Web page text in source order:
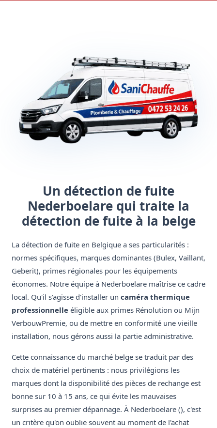
Un détection de fuite
Nederboelare qui traite la
détection de fuite à la belge
La détection de fuite en Belgique a ses particularités :
normes spécifiques, marques dominantes (Bulex, Vaillant,
Geberit), primes régionales pour les équipements
économes. Notre équipe à Nederboelare maîtrise ce cadre
local. Qu'il s'agisse d'installer un caméra thermique
professionnelle éligible aux primes Rénolution ou Mijn
VerbouwPremie, ou de mettre en conformité une vieille
installation, nous gérons aussi la partie administrative.
Cette connaissance du marché belge se traduit par des
choix de matériel pertinents : nous privilégions les
marques dont la disponibilité des pièces de rechange est
bonne sur 10 à 15 ans, ce qui évite les mauvaises
surprises au premier dépannage. À Nederboelare (), c'est
un critère qu'on oublie souvent au moment de l'achat